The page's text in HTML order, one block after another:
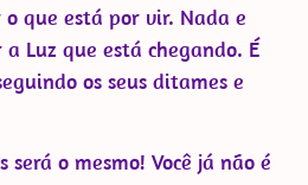
que está por vir. Nada e
Luz que está chegando. É
os seus ditames e
o mesmo! Você já não é